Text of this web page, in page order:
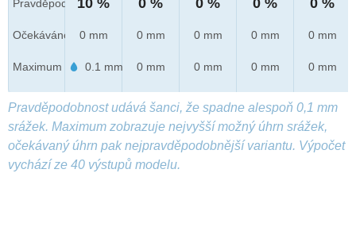
Pravděpod.
Očekáváno
Maximum
10 %
0 mm
0.1 mm
0 %
0 mm
0 mm
0 %
0 mm
0 mm
0 %
0 mm
0 mm
0 %
0 mm
0 mm
Pravděpodobnost udává šanci, že spadne alespoň 0,1 mm
srážek. Maximum zobrazuje nejvyšší možný úhrn srážek,
očekávaný úhrn pak nejpravděpodobnější variantu. Výpočet
vychází ze 40 výstupů modelu.